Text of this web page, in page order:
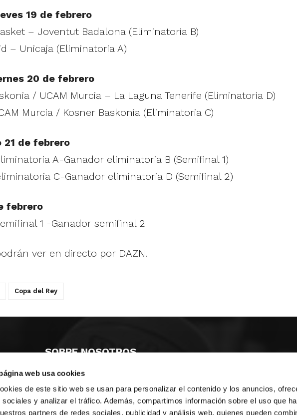
web usa cookies
de este sitio web se usan para personalizar el contenido y los anuncios,
sociales y analizar el tráfico. Además, compartimos información sobre el uso que
partners de redes sociales, publicidad y análisis web, quienes pueden
19 de febrero
– Joventut Badalona (Eliminatoria B)
– Unicaja (Eliminatoria A)
20 de febrero
/ UCAM Murcia – La Laguna Tenerife (Eliminatoria D)
Murcia / Kosner Baskonia (Eliminatoria C)
21 de febrero
A-Ganador eliminatoria B (Semifinal 1)
C-Ganador eliminatoria D (Semifinal 2)
febrero
1 -Ganador semifinal 2
ver en directo por DAZN.
Copa del Rey
SOBRE NOSOTROS
CASTELLON
VALENCIA
MONESTIR DE POBLET 14 1ª 3º
ALICANTE
CIUDAD DE MATANZAS 12